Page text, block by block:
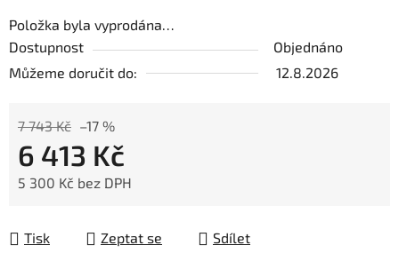
Položka byla vyprodána…
Dostupnost
Objednáno
Můžeme doručit do:
12.8.2026
7 743 Kč –17 %
6 413 Kč
5 300 Kč bez DPH
Tisk
Zeptat se Sdílet